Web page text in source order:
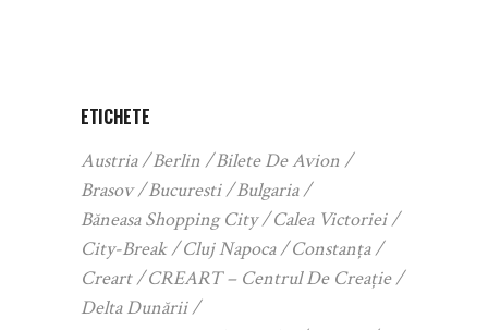
ETICHETE
Austria Berlin
Bilete De Avion
Brasov
Bucuresti
Bulgaria
Băneasa Shopping City
Calea Victoriei
City-Break
Cluj Napoca
Constanța
Creart
CREART – Centrul De Creație
Delta Dunării